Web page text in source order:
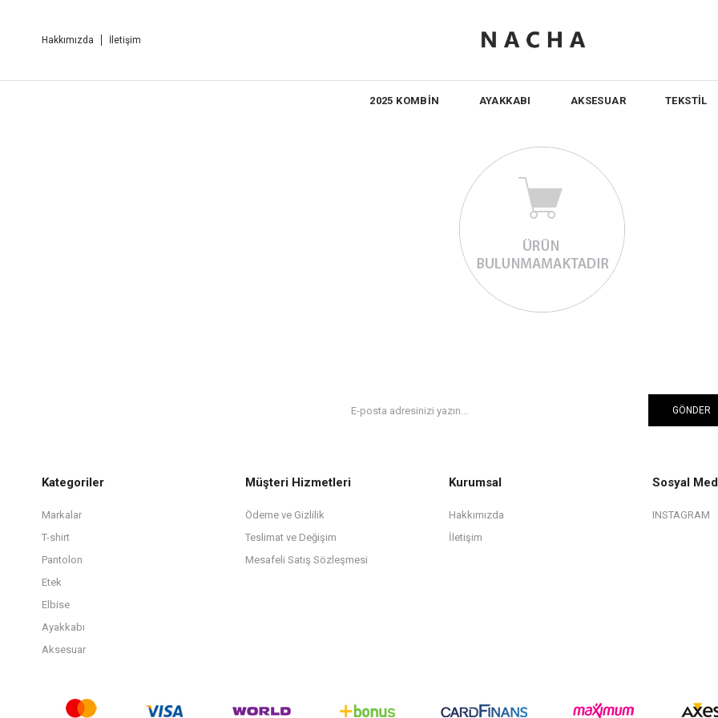
Hakkımızda İletişim
2025 KOMBİN AYAKKABI AKSESUAR TEKSTİL
GÖNDER
Kategoriler
Markalar
T-shirt
Pantolon
Etek
Elbise
Ayakkabı
Aksesuar
Müşteri Hizmetleri
Ödeme ve Gizlilik
Teslimat ve Değişim
Mesafeli Satış Sözleşmesi
Kurumsal
Hakkımızda
İletişim
Sosyal
INSTAGRAM